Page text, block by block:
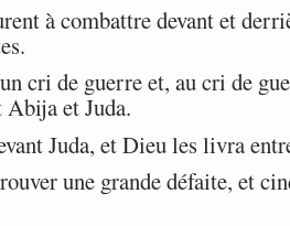
à combattre devant et
cri de guerre et, au cri de
Abija et Juda.
Juda, et Dieu les livra
une grande défaite, et